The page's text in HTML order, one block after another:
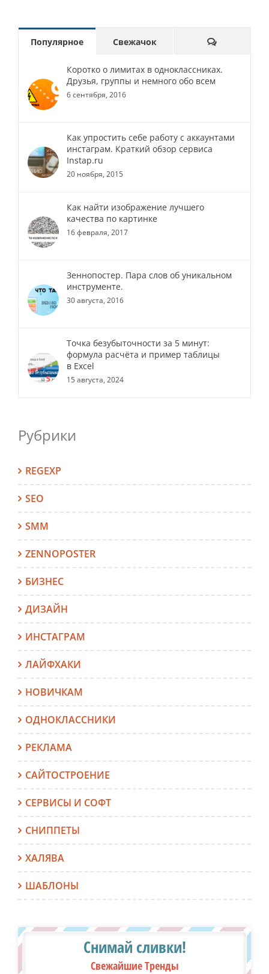
Популярное Свежачок Comments
Коротко о лимитах в одноклассниках.
Друзья, группы и немного обо всем
6 сентября, 2016
Как упростить себе работу с аккаунтами
инстаграм. Краткий обзор сервиса
Instap.ru
20 ноября, 2015
Как найти изображение лучшего
качества по картинке
16 февраля, 2017
Зеннопостер. Пара слов об уникальном
инструменте.
30 августа, 2016
Точка безубыточности за 5 минут:
формула расчёта и пример таблицы
в Excel
15 августа, 2024
Рубрики
REGEXP
SEO
SMM
ZENNOPOSTER
БИЗНЕС
ДИЗАЙН
ИНСТАГРАМ
ЛАЙФХАКИ
НОВИЧКАМ
ОДНОКЛАССНИКИ
РЕКЛАМА
САЙТОСТРОЕНИЕ
СЕРВИСЫ И СОФТ
СНИППЕТЫ
ХАЛЯВА
ШАБЛОНЫ
Снимай сливки!
Свежайшие Тренды